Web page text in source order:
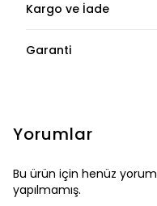
Kargo ve İade
Garanti
Yorumlar
Bu ürün için henüz yorum
yapılmamış.